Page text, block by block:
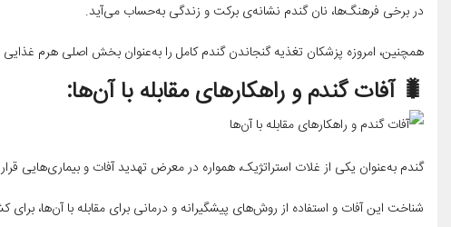
در برخی فرهنگ‌ها، نان گندم نشانه‌ی برکت و زندگی به‌حساب می‌آید.
همچنین، امروزه پزشکان تغذیه گنجاندن گندم کامل را به‌عنوان بخش اصلی هرم
🐛 آفات گندم و راهکارهای مقابله با آن‌ها:
گندم به‌عنوان یکی از غلات استراتژیک، همواره در معرض تهدید آفات و بیماری‌هایی
شناخت این آفات و استفاده از روش‌های پیشگیرانه و درمانی برای مقابله با آن‌ها،